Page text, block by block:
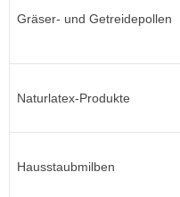
Gräser- und Getreidepollen
Naturlatex-Produkte
Hausstaubmilben